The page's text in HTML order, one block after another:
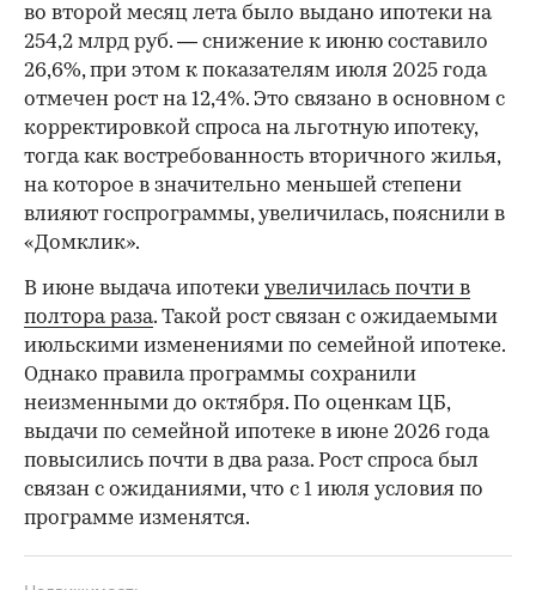
во второй месяц лета было выдано ипотеки на
254,2 млрд руб. — снижение к июню составило
26,6%, при этом к показателям июля 2025 года
отмечен рост на 12,4%. Это связано в основном с
корректировкой спроса на льготную ипотеку,
тогда как востребованность вторичного жилья,
на которое в значительно меньшей степени
влияют госпрограммы, увеличилась, пояснили в
«Домклик».
В июне выдача ипотеки увеличилась почти в
полтора раза. Такой рост связан с ожидаемыми
июльскими изменениями по семейной ипотеке.
Однако правила программы сохранили
неизменными до октября. По оценкам ЦБ,
выдачи по семейной ипотеке в июне 2026 года
повысились почти в два раза. Рост спроса был
связан с ожиданиями, что с 1 июля условия по
программе изменятся.